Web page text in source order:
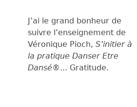
J’ai le grand bonheur de
suivre l’enseignement de
Véronique Pioch, S’initier à
la pratique Danser Etre
Dansé®... Gratitude.